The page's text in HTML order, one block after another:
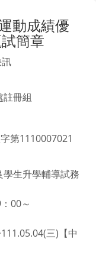
動成績優
簡章
冊組
第1110007021
生升學輔導試務
00～
三)【中